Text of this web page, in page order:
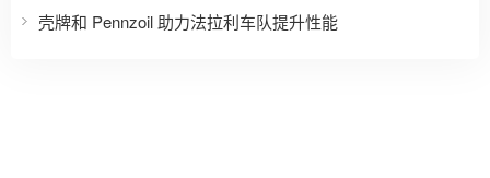
壳牌和 Pennzoil 助力法拉利车队提升性能